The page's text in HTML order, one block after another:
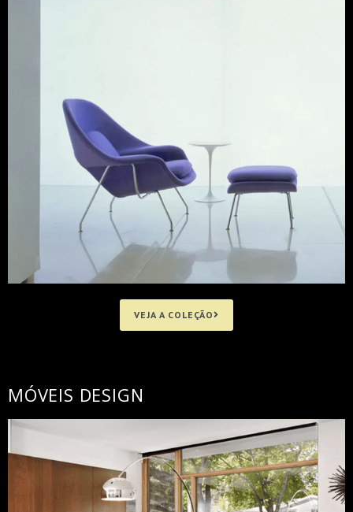
VEJA A COLEÇÃO
MÓVEIS DESIGN